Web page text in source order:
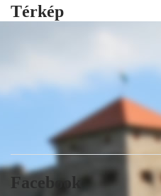
Térkép
Facebook